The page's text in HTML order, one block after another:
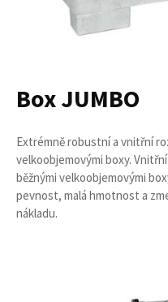
Box JUMBO
Extrémně robustní a vnitřní
velkoobjemovými boxy.
běžnými velkoobjemovými
pevnost, malá hmotnost a
nákladu.